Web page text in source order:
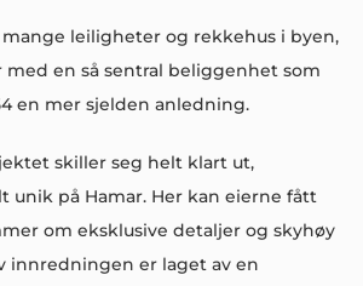
leiligheter og rekkehus i byen,
en så sentral beliggenhet som
en mer sjelden anledning.
skiller seg helt klart ut,
unik på Hamar. Her kan eierne fått
om eksklusive detaljer og skyhøy
innredningen er laget av en